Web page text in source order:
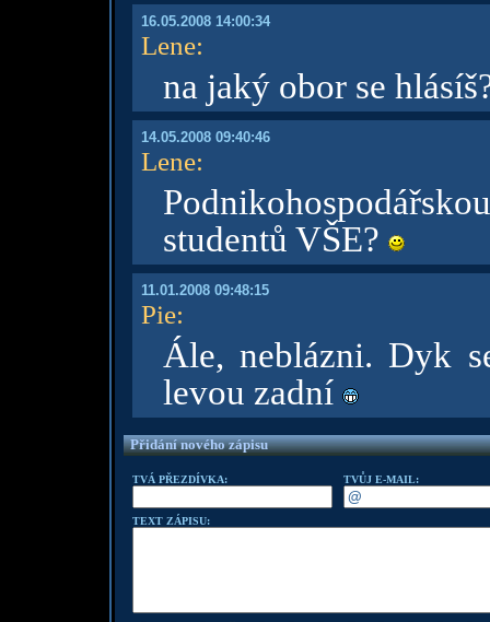
16.05.2008 14:00:34
Lene:
na jaký obor se
14.05.2008 09:40:46
Lene:
studentů VŠE?
11.01.2008 09:48:15
Pie:
Ále, neblázni. Dyk
levou zadní
Přidání nového zápisu
TVÁ PŘEZDÍVKA: TVŮJ E-MAIL:
TEXT ZÁPISU: